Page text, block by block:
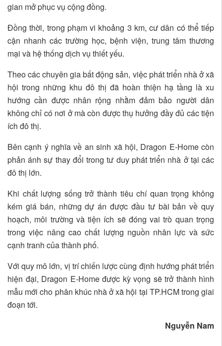
gian mở phục vụ cộng đồng.
Đồng thời, trong phạm vi khoảng 3 km, cư dân có thể tiếp
cận nhanh các trường học, bệnh viện, trung tâm thương
mại và hệ thống dịch vụ thiết yếu.
Theo các chuyên gia bất động sản, việc phát triển nhà ở xã
hội trong những khu đô thị đã hoàn thiện hạ tầng là xu
hướng cần được nhân rộng nhằm đảm bảo người dân
không chỉ có nơi ở mà còn được thụ hưởng đầy đủ các tiện
ích đô thị.
Bên cạnh ý nghĩa về an sinh xã hội, Dragon E-Home còn
phản ánh sự thay đổi trong tư duy phát triển nhà ở tại các
đô thị lớn.
Khi chất lượng sống trở thành tiêu chí quan trọng không
kém giá bán, những dự án được đầu tư bài bản về quy
hoạch, môi trường và tiện ích sẽ đóng vai trò quan trọng
trong việc nâng cao chất lượng nguồn nhân lực và sức
cạnh tranh của thành phố.
Với quy mô lớn, vị trí chiến lược cùng định hướng phát triển
hiện đại, Dragon E-Home được kỳ vọng sẽ trở thành hình
mẫu mới cho phân khúc nhà ở xã hội tại TP.HCM trong giai
đoạn tới.
Nguyễn Nam